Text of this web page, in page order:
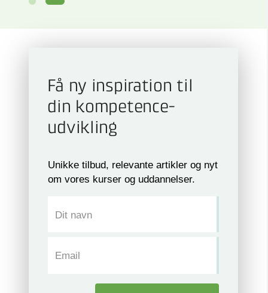
Få ny inspiration til
din kompetence­
udvikling
Unikke tilbud, relevante artikler og nyt
om vores kurser og uddannelser.
Dit navn
Email